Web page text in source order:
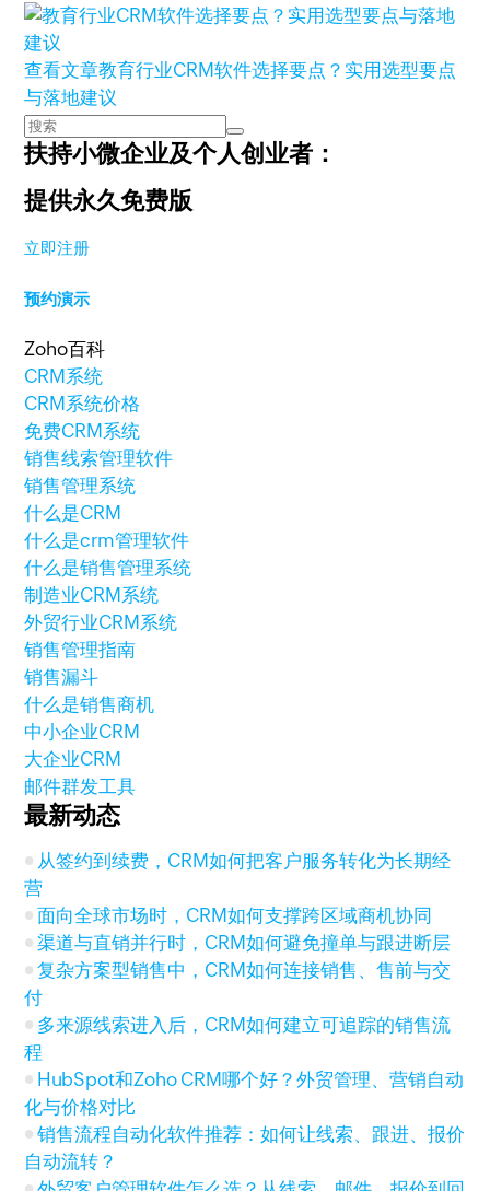
查看文章教育行业CRM软件选择要点？实用选型要点
与落地建议
扶持小微企业及个人创业者：
提供永久免费版
立即注册
预约演示
Zoho百科
CRM系统
CRM系统价格
免费CRM系统
销售线索管理软件
销售管理系统
什么是CRM
什么是crm管理软件
什么是销售管理系统
制造业CRM系统
外贸行业CRM系统
销售管理指南
销售漏斗
什么是销售商机
中小企业CRM
大企业CRM
邮件群发工具
最新动态
从签约到续费，CRM如何把客户服务转化为长期经
营
面向全球市场时，CRM如何支撑跨区域商机协同
渠道与直销并行时，CRM如何避免撞单与跟进断层
复杂方案型销售中，CRM如何连接销售、售前与交
付
多来源线索进入后，CRM如何建立可追踪的销售流
程
HubSpot和Zoho CRM哪个好？外贸管理、营销自动
化与价格对比
销售流程自动化软件推荐：如何让线索、跟进、报价
自动流转？